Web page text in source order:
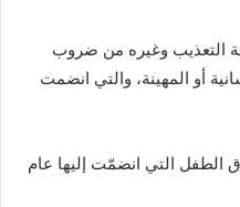
التعذيب وغيره من ضروب
أو المهينة، والتي انضمت
الطفل التي انضمّت إليها عام